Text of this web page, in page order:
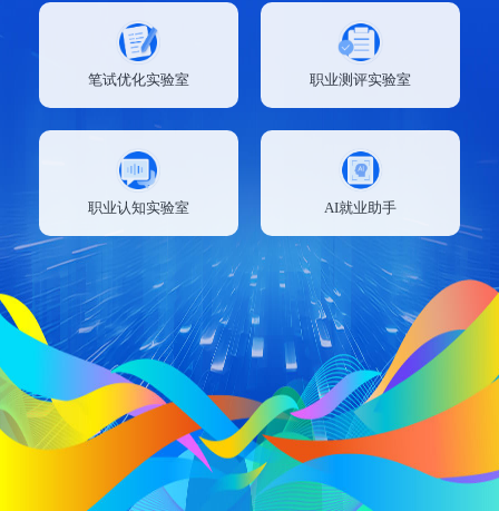
笔试优化实验室 职业测评实验室
职业认知实验室 AI就业助手